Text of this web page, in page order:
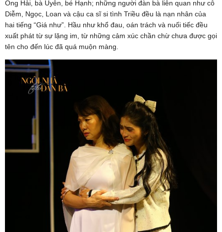
Ông Hải, bà Uyên, bé Hạnh; những người đàn bà liên quan như cô
Diễm, Ngọc, Loan và cậu ca sĩ si tình Triều đều là nạn nhân của
hai tiếng “Giá như”. Hầu như khổ đau, oán trách và nuối tiếc đều
xuất phát từ sự lặng im, từ những cảm xúc chần chừ chưa được gọi
tên cho đến lúc đã quá muộn màng.